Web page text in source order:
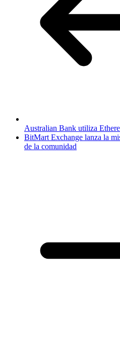
Australian Bank utiliza
BitMart Exchange lanza la
de la comunidad